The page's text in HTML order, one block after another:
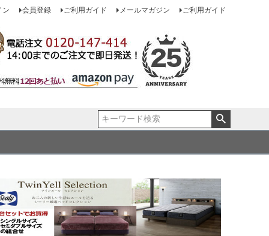
ン 会員登録 ご利用ガイド メールマガジン ご利用ガイド